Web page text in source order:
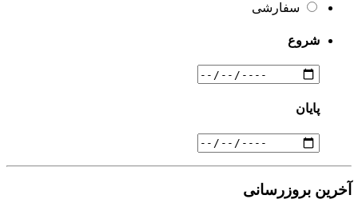
سفارشی
شروع
پایان
آخرین بروزرسانی